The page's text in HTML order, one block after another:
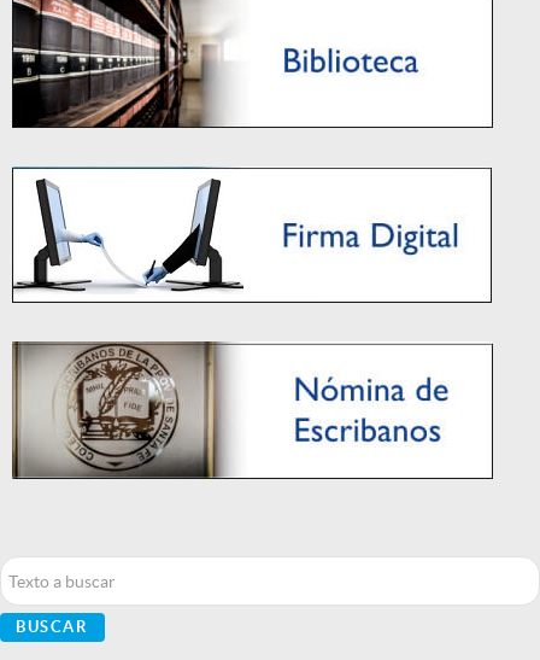
Buscar...
BUSCAR